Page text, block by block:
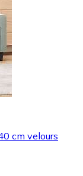
cm velours